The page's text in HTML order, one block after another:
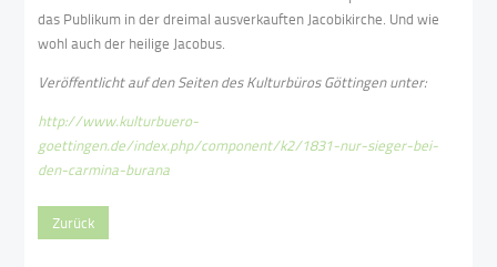
das Publikum in der dreimal ausverkauften Jacobikirche. Und wie
wohl auch der heilige Jacobus.
Veröffentlicht auf den Seiten des Kulturbüros Göttingen unter:
http://www.kulturbuero-
goettingen.de/index.php/component/k2/1831-nur-sieger-bei-
den-carmina-burana
Zurück